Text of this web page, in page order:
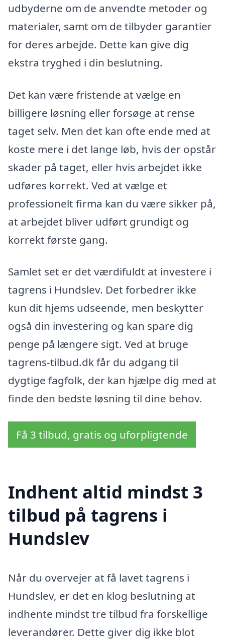
udbyderne om de anvendte metoder og
materialer, samt om de tilbyder garantier
for deres arbejde. Dette kan give dig
ekstra tryghed i din beslutning.
Det kan være fristende at vælge en
billigere løsning eller forsøge at rense
taget selv. Men det kan ofte ende med at
koste mere i det lange løb, hvis der opstår
skader på taget, eller hvis arbejdet ikke
udføres korrekt. Ved at vælge et
professionelt firma kan du være sikker på,
at arbejdet bliver udført grundigt og
korrekt første gang.
Samlet set er det værdifuldt at investere i
tagrens i Hundslev. Det forbedrer ikke
kun dit hjems udseende, men beskytter
også din investering og kan spare dig
penge på længere sigt. Ved at bruge
tagrens-tilbud.dk får du adgang til
dygtige fagfolk, der kan hjælpe dig med at
finde den bedste løsning til dine behov.
Få 3 tilbud, gratis og uforpligtende
Indhent altid mindst 3
tilbud på tagrens i
Hundslev
Når du overvejer at få lavet tagrens i
Hundslev, er det en klog beslutning at
indhente mindst tre tilbud fra forskellige
leverandører. Dette giver dig ikke blot